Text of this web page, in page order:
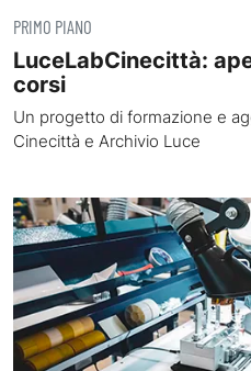
PRIMO PIANO
LuceLabCinecittà:
corsi
Un progetto di formazione e
Cinecittà e Archivio Luce